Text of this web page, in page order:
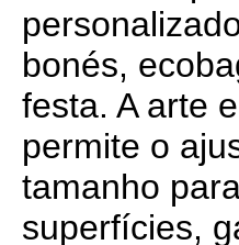
bonés,
festa. A arte
permite o
tamanho
superfícies,